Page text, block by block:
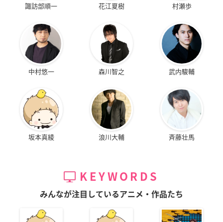
諏訪部順一 花江夏樹 村瀬歩
中村悠一 森川智之 武内駿輔
坂本真綾 浪川大輔 斉藤壮馬
KEYWORDS
みんなが注目しているアニメ・作品たち